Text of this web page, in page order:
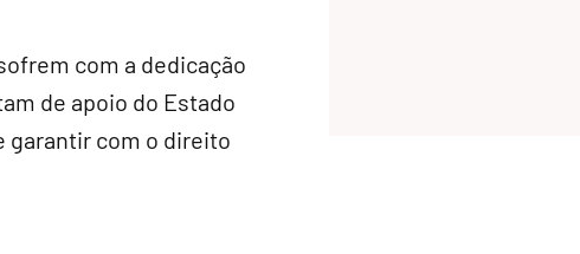
com a dedicação
de apoio do Estado
garantir com o direito